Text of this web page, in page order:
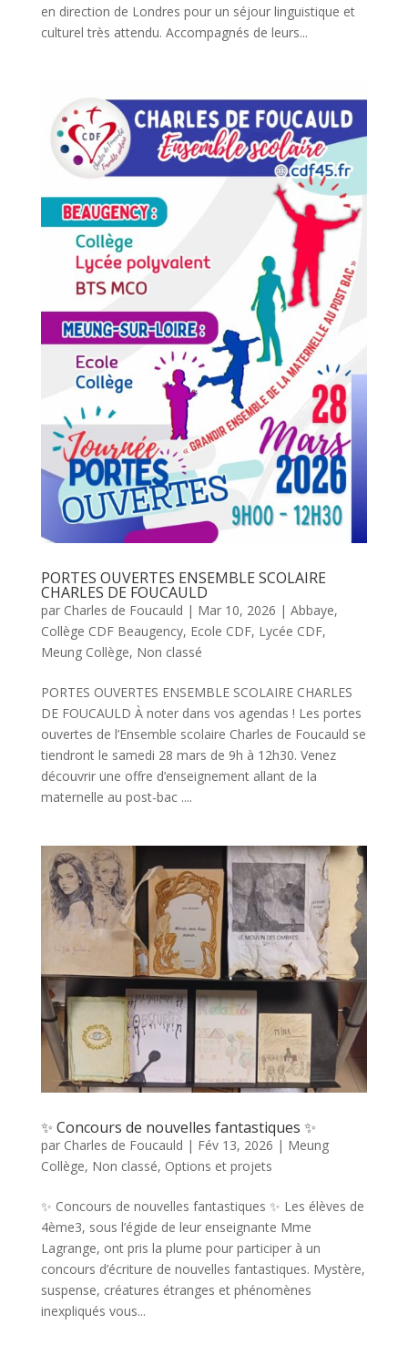
en direction de Londres pour un séjour linguistique et
culturel très attendu. Accompagnés de leurs...
PORTES OUVERTES ENSEMBLE SCOLAIRE
CHARLES DE FOUCAULD
par Charles de Foucauld | Mar 10, 2026 | Abbaye,
Collège CDF Beaugency, Ecole CDF, Lycée CDF,
Meung Collège, Non classé
PORTES OUVERTES ENSEMBLE SCOLAIRE CHARLES
DE FOUCAULD À noter dans vos agendas ! Les portes
ouvertes de l’Ensemble scolaire Charles de Foucauld se
tiendront le samedi 28 mars de 9h à 12h30. Venez
découvrir une offre d’enseignement allant de la
maternelle au post-bac ....
✨ Concours de nouvelles fantastiques ✨
par Charles de Foucauld | Fév 13, 2026 | Meung
Collège, Non classé, Options et projets
✨ Concours de nouvelles fantastiques ✨ Les élèves de
4ème3, sous l’égide de leur enseignante Mme
Lagrange, ont pris la plume pour participer à un
concours d’écriture de nouvelles fantastiques. Mystère,
suspense, créatures étranges et phénomènes
inexpliqués vous...